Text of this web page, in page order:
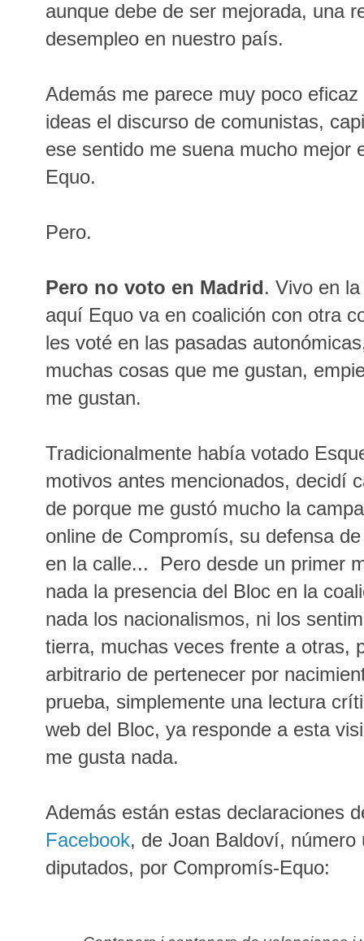
aunque debe de ser mejorada, una
desempleo en nuestro país.
Además me parece muy poco
ideas el discurso de comunistas,
ese sentido me suena mucho mejor
Equo.
Pero.
Pero no voto en Madrid. Vivo en
aquí Equo va en coalición con otra
les voté en las pasadas
muchas cosas que me gustan,
me gustan.
Tradicionalmente había votado
motivos antes mencionados, decidí
de porque me gustó mucho la
online de Compromís, su defensa
en la calle... Pero desde un primer
nada la presencia del Bloc en la
nada los nacionalismos, ni los
tierra, muchas veces frente a otras,
arbitrario de pertenecer por
prueba, simplemente una lectura
web del Bloc, ya responde a esta
me gusta nada.
Además están estas declaraciones
Facebook, de Joan Baldoví,
diputados, por Compromís-Equo: